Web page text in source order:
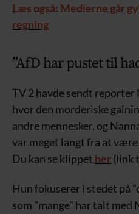
Læs også: Medierne går
regning
”AfD har pustet til
TV 2 havde sendt
hvor den morderiske
andre mennesker, og
var meget langt fra at
Du kan se klippet her(link
Hun fokuserer i stedet på
som ”mange” har talt